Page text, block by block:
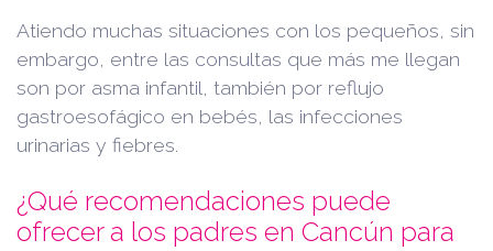
Atiendo muchas situaciones con los pequeños, sin
embargo, entre las consultas que más me llegan
son por asma infantil, también por reflujo
gastroesofágico en bebés, las infecciones
urinarias y fiebres.
¿Qué recomendaciones puede
ofrecer a los padres en Cancún para